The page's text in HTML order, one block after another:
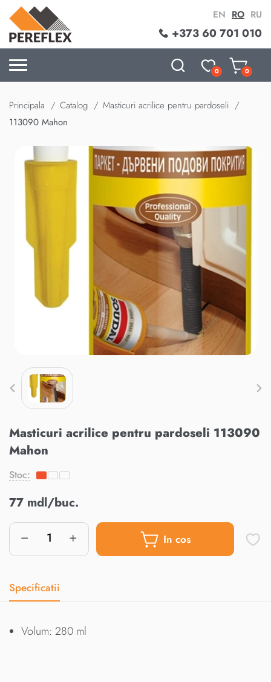
+373 60 701 010
EN RO RU
0 0
Principala Catalog
Masticuri acrilice pentru pardoseli
113090 Mahon
Masticuri acrilice pentru pardoseli 113090
Mahon
Stoc:
77 mdl/buc.
In cos
Specificatii
Volum: 280 ml